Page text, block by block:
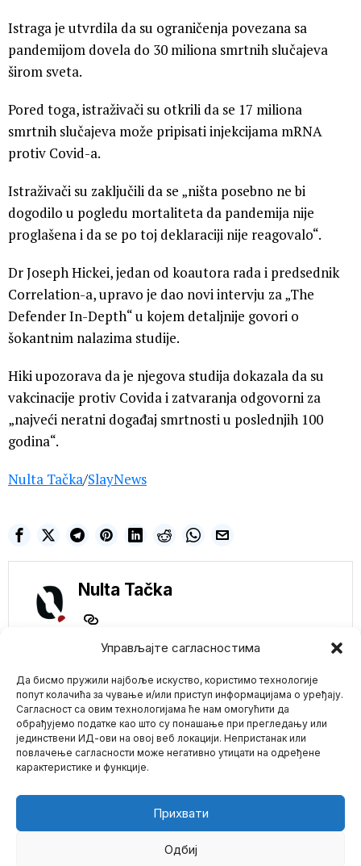
Управљајте сагласностима
Да бисмо пружили најбоље искуство, користимо технологије
попут колачића за чување и/или приступ информацијама о уређају.
Сагласност са овим технологијама ће нам омогућити да
обрађујемо податке као што су понашање при прегледању или
јединствени ИД-ови на овој веб локацији. Непристанак или
повлачење сагласности може негативно утицати на одређене
карактеристике и функције.
Прихвати
Одбиј
Istraga je utvrdila da su ograničenja povezana sa
pandemijom dovela do 30 miliona smrtnih slučajeva
širom sveta.
Pored toga, istraživači su otkrili da se 17 miliona
smrtnih slučajeva može pripisati injekcijama mRNA
protiv Covid-a.
Istraživači su zaključili da se „ništa posebno ne bi
dogodilo u pogledu mortaliteta da pandemija nije
proglašena i da se po toj deklaraciji nije reagovalo“.
Dr Joseph Hickei, jedan od koautora rada i predsednik
Correlation-a, upravo je dao novi intervju za „The
Defender In-Depth“ u kojem detaljnije govori o
šokantnim nalazima studije.
Hiki upozorava da je njegova studija dokazala da su
vakcinacije protiv Covida i zatvaranja odgovorni za
„najveći neratni događaj smrtnosti u poslednjih 100
godina“.
Nulta Tačka/SlayNews
Nulta Tačka
Mario zna Youtube
NE PROPUSTITE
Pogledajte! PSI
ROBOTI sa bacačima
plamena na leđima
(VIDEO)
Sećate se onih ‘slatkih’
Dynamics-a koji rade
Na Novom Zelandu
sveštenici zlostavljali
decu sa posebnim
potrebama?